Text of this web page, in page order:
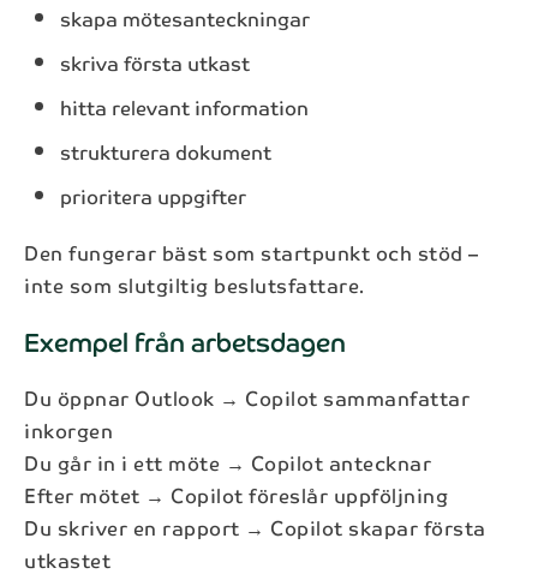
skapa mötesanteckningar
skriva första utkast
hitta relevant information
strukturera dokument
prioritera uppgifter
Den fungerar bäst som startpunkt och stöd –
inte som slutgiltig beslutsfattare.
Exempel från arbetsdagen
Du öppnar Outlook → Copilot sammanfattar
inkorgen
Du går in i ett möte → Copilot antecknar
Efter mötet → Copilot föreslår uppföljning
Du skriver en rapport → Copilot skapar första
utkastet